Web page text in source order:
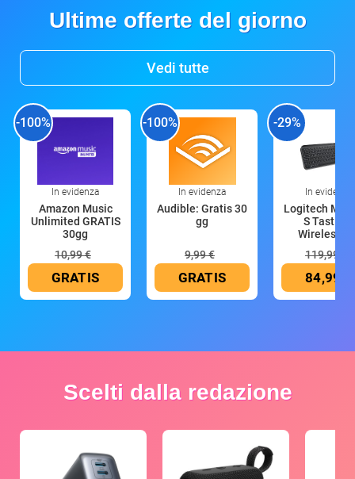
Ultime offerte del giorno
Vedi tutte
-100%
In evidenza
Amazon Music
Unlimited GRATIS
30gg
10,99 €
GRATIS
-100%
In evidenza
Audible: Gratis 30
gg
9,99 €
GRATIS
-29%
In evidenza
Logitech MX
S Tastiera
Wireless
119,99 €
84,99 €
Scelti dalla redazione